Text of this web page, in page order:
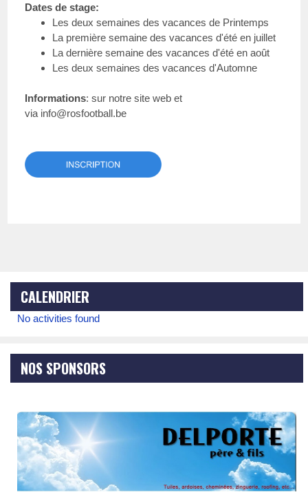
Dates de stage:
Les deux semaines des vacances de Printemps
La première semaine des vacances d'été en juillet
La dernière semaine des vacances d'été en août
Les deux semaines des vacances d'Automne
Informations:sur notre site web et
via info@rosfootball.be
CALENDRIER
No activities found
NOS SPONSORS